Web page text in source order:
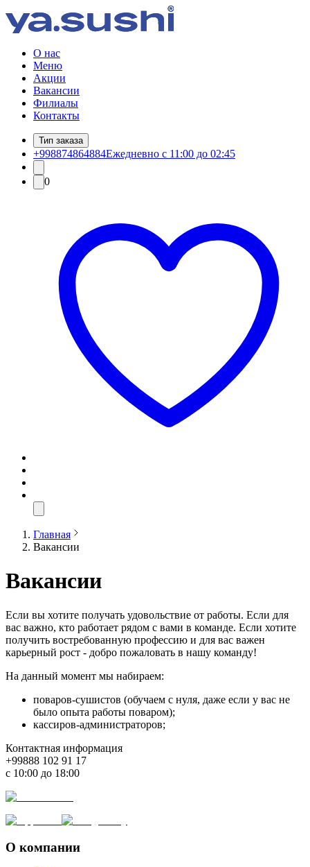
О нас
Меню
Акции
Вакансии
Филиалы
Контакты
Тип заказа
+998874864884Ежедневно с 11:00 до 02:45
0
Главная
Вакансии
Вакансии
Если вы хотите получать удовольствие от работы. Если для
вас важно, кто работает рядом с вами в команде. Если хотите
получить востребованную профессию и для вас важен
карьерный рост - добро пожаловать в нашу команду!
На данный момент мы набираем:
поваров-сушистов (обучаем с нуля, даже если у вас не
было опыта работы поваром);
кассиров-администраторов;
Контактная информация
+99888 102 91 17
с 10:00 до 18:00
О компании